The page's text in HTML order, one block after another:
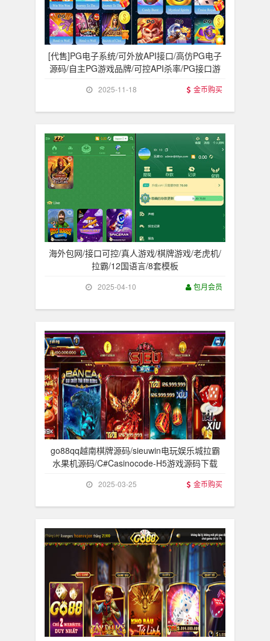
[代售]PG电子系统/可外放API接口/高仿PG电子
源码/自主PG游戏品牌/可控API杀率/PG接口游
2025-11-18 金币购买
海外包网/接口可控/真人游戏/棋牌游戏/老虎机/
拉霸/12国语言/8套模板
2025-04-10 包月会员
go88qq越南棋牌源码/sieuwin电玩娱乐城拉霸
水果机源码/C#Casinocode-H5游戏源码下载
2025-03-25 金币购买